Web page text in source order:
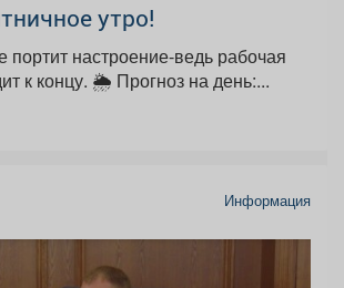
утро!
портит настроение-ведь рабочая
неделя подходит к концу. 🌦 Прогноз на день:...
Информация